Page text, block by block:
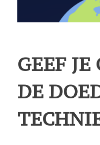
GEEF JE
DE